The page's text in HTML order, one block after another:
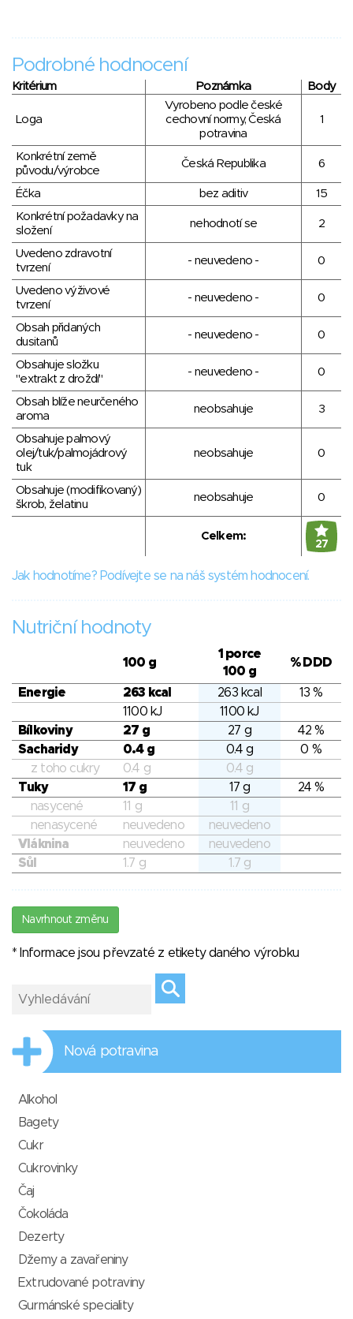
Podrobné hodnocení
Kritérium Poznámka Body
Loga
Vyrobeno podle české
cechovní normy, Česká
potravina
1
Konkrétní země
původu/výrobce
Česká Republika 6
Éčka bez aditiv
15
Konkrétní požadavky na
složení
nehodnotí se 2
Uvedeno zdravotní
tvrzení
- neuvedeno - 0
Uvedeno výživové
tvrzení
- neuvedeno - 0
Obsah přidaných
dusitanů
- neuvedeno - 0
Obsahuje složku
"extrakt z droždí"
- neuvedeno - 0
Obsah blíže neurčeného
aroma
neobsahuje 3
Obsahuje palmový
olej/tuk/palmojádrový
tuk
neobsahuje 0
Obsahuje (modifikovaný)
škrob, želatinu
neobsahuje 0
Celkem:
27
Jak hodnotíme? Podívejte se na náš systém hodnocení.
Nutriční hodnoty
100 g
1 porce
100 g
% DDD
Energie 263 kcal 263 kcal
13 %
1100 kJ
1100 kJ
Bílkoviny
27 g 27 g
42 %
Sacharidy
0.4 g 0.4 g
0 %
z toho cukry
0.4 g
0.4 g
Tuky
17 g 17 g
24 %
nasycené
11 g
11 g
nenasycené
neuvedeno
neuvedeno
Vláknina
neuvedeno
neuvedeno
Sůl
1.7 g 1.7 g
Navrhnout změnu
* Informace jsou převzaté z etikety daného výrobku
Nová potravina
Alkohol
Bagety
Cukr
Cukrovinky
Čaj
Čokoláda
Dezerty
Džemy a zavařeniny
Extrudované potraviny
Gurmánské speciality